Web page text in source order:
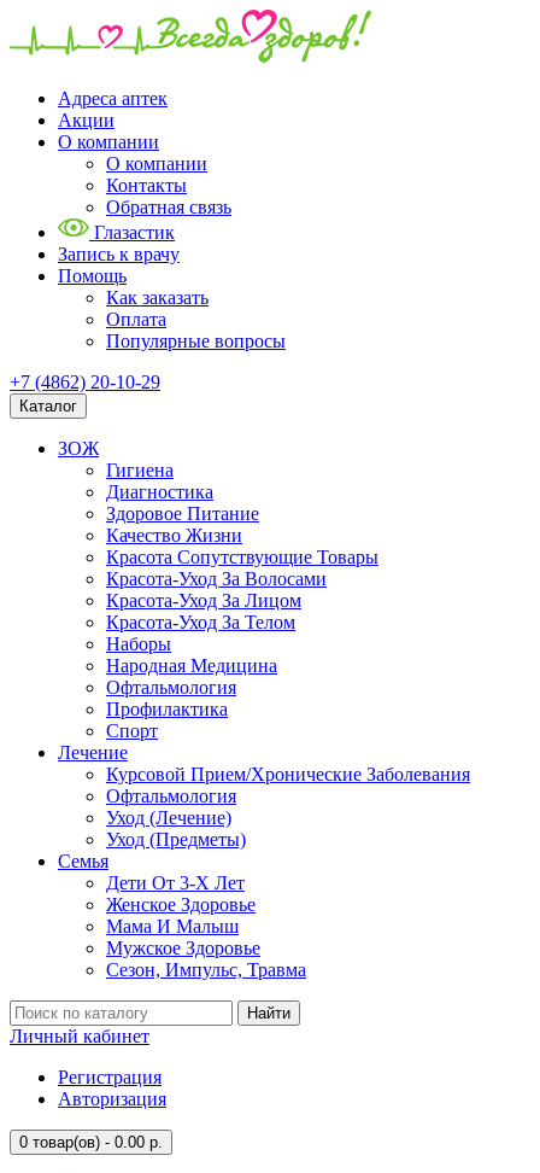
Адреса аптек
Акции
О компании
О компании
Контакты
Обратная связь
Глазастик
Запись к врачу
Помощь
Как заказать
Оплата
Популярные вопросы
+7 (4862) 20-10-29
Каталог
ЗОЖ
Гигиена
Диагностика
Здоровое Питание
Качество Жизни
Красота Сопутствующие Товары
Красота-Уход За Волосами
Красота-Уход За Лицом
Красота-Уход За Телом
Наборы
Народная Медицина
Офтальмология
Профилактика
Спорт
Лечение
Курсовой Прием/Хронические Заболевания
Офтальмология
Уход (Лечение)
Уход (Предметы)
Семья
Дети От 3-Х Лет
Женское Здоровье
Мама И Малыш
Мужское Здоровье
Сезон, Импульс, Травма
Найти
Личный кабинет
Регистрация
Авторизация
0 товар(ов) - 0.00 р.